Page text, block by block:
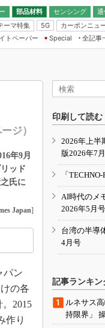
部品材料 センシング
ーマ特集
5G カーボンニュ
IoT・エッジコンピューティ
EXPO
TECHNO-FRONTIER
人とくるま展
トペーパー
Special
全記事
ジ）
年9月
ッド
氏に
Japan]
パン
の各
2015
作り
印刷して読む
2026年上
版2026年7
「
AI時代のメ
2026年5月号
台湾の半導
4月号
記事ランキン
ルネサス
持限界」